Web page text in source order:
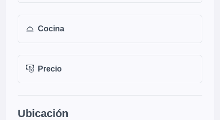
Cocina
Precio
Ubicación